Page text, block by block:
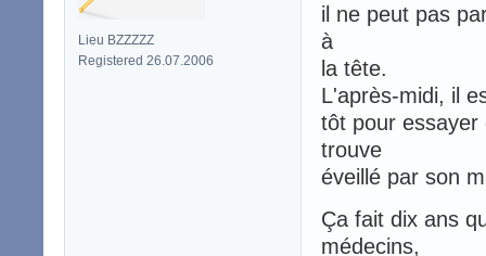
Lieu BZZZZZ
Registered 26.07.2006
il ne peut pas
à
la tête.
L'après-midi, il
tôt pour essayer
trouve
éveillé par son
Ça fait dix ans
médecins,